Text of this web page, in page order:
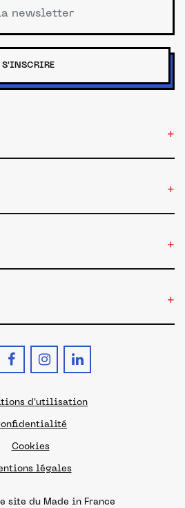
S'INSCRIRE
site du Made in France
d'utilisation
Cookies
légales